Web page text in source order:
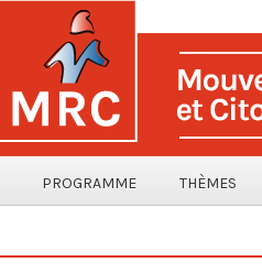
PROGRAMME THÈMES